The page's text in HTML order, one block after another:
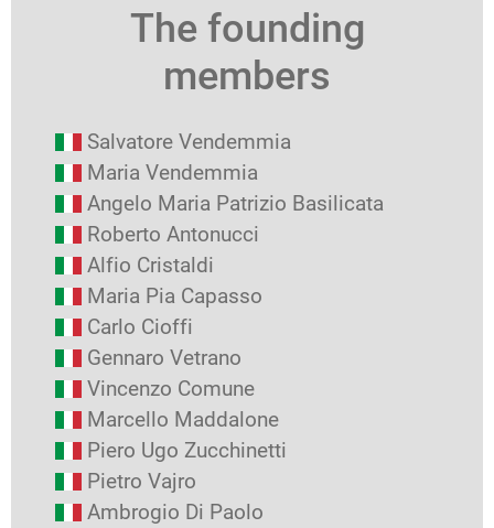
The founding
members
Salvatore Vendemmia
Maria Vendemmia
Angelo Maria Patrizio Basilicata
Roberto Antonucci
Alfio Cristaldi
Maria Pia Capasso
Carlo Cioffi
Gennaro Vetrano
Vincenzo Comune
Marcello Maddalone
Piero Ugo Zucchinetti
Pietro Vajro
Ambrogio Di Paolo